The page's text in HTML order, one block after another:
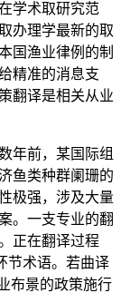
学术取研究范
办理学最新的取
国渔业律例的制
精准的消息支
翻译是相关从业
前，某国际组
鱼类种群阑珊的
极强，涉及大量
。一支专业的翻
正在翻译过程
节术语。若曲译
布景的政策施行